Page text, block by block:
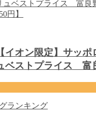
イオン限定】サッ
ベストプライス 富
ランキング